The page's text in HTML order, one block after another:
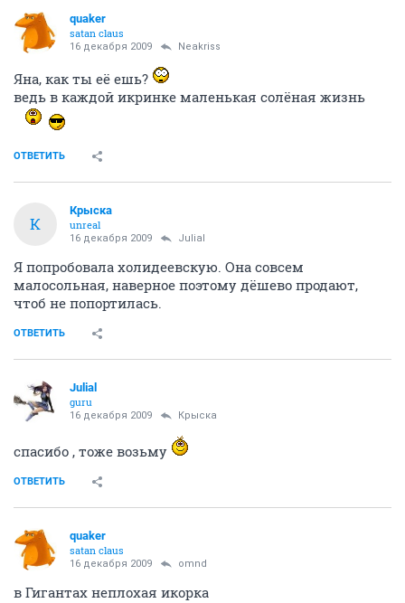
quaker
satan claus
16 декабря 2009 Neakriss
Яна, как ты её ешь?
ведь в каждой икринке маленькая солёная жизнь
ОТВЕТИТЬ
К
Крыска
unreal
16 декабря 2009 Julial
Я попробовала холидеевскую. Она совсем
малосольная, наверное поэтому дёшево продают,
чтоб не попортилась.
ОТВЕТИТЬ
Julial
guru
16 декабря 2009 Крыска
спасибо , тоже возьму
ОТВЕТИТЬ
quaker
satan claus
16 декабря 2009 omnd
в Гигантах неплохая икорка